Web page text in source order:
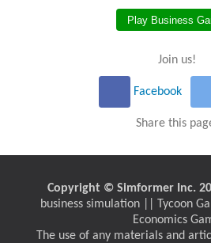
Play Business
Join us!
Facebook
Share this
Copyright © Simformer Inc.
business simulation || Tycoon
Economics
The use of any materials and